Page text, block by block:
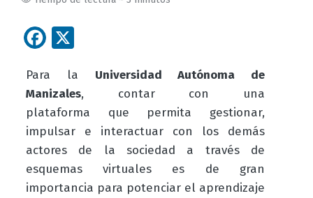
Facebook
Para la Universidad Autónoma de
Manizales, contar con una
plataforma que permita gestionar,
impulsar e interactuar con los demás
actores de la sociedad a través de
esquemas virtuales es de gran
importancia para potenciar el aprendizaje